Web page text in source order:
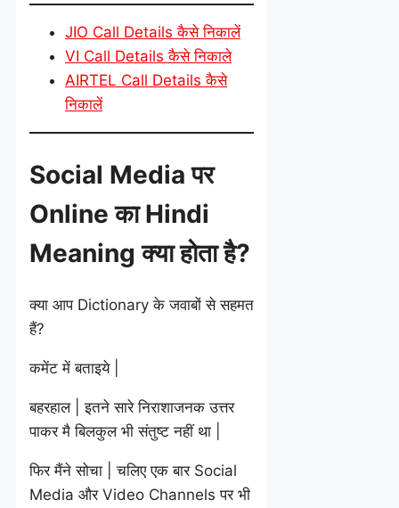
JIO Call Details कैसे निकालें
VI Call Details कैसे निकाले
AIRTEL Call Details कैसे
निकालें
Social Media पर
Online का Hindi
Meaning क्या होता है?
क्या आप Dictionary के जवाबों से सहमत
हैं?
कमेंट में बताइये |
बहरहाल | इतने सारे निराशाजनक उत्तर
पाकर मै बिलकुल भी संतुष्ट नहीं था |
फिर मैंने सोचा | चलिए एक बार Social
Media और Video Channels पर भी